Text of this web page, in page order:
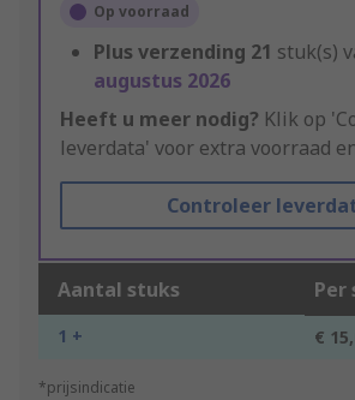
Op voorraad
Plus verzending 21 stuk(s)
augustus 2026
Heeft u meer nodig? Klik op
leverdata' voor extra voorraad
Controleer
Aantal stuks Per
1 + €
*prijsindicatie